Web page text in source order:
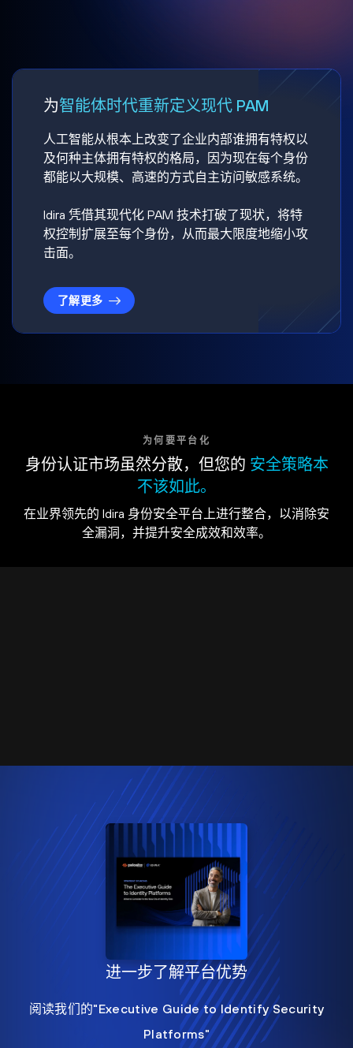
为智能体时代重新定义现代 PAM
人工智能从根本上改变了企业内部谁拥有特权以
及何种主体拥有特权的格局，因为现在每个身份
都能以大规模、高速的方式自主访问敏感系统。
Idira 凭借其现代化 PAM 技术打破了现状，将特
权控制扩展至每个身份，从而最大限度地缩小攻
击面。
了解更多
为何要平台化
身份认证市场虽然分散，但您的 安全策略本
不该如此。
在业界领先的 Idira 身份安全平台上进行整合，以消除安
全漏洞，并提升安全成效和效率。
进一步了解平台优势
阅读我们的"Executive Guide to Identify Security
Platforms"